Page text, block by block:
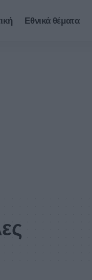
Εθνικά θέματα